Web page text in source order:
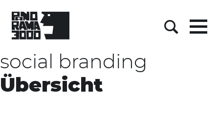
content
Menu
social branding
Übersicht